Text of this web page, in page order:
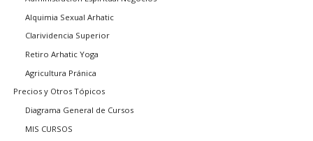
Alquimia Sexual Arhatic
Clarividencia Superior
Retiro Arhatic Yoga
Agricultura Pránica
Precios y Otros Tópicos
Diagrama General de Cursos
MIS CURSOS